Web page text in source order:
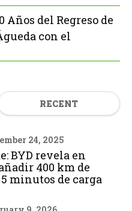
Años del Regreso de
con el
RECENT
24, 2025
BYD revela en
400 km de
minutos de carga